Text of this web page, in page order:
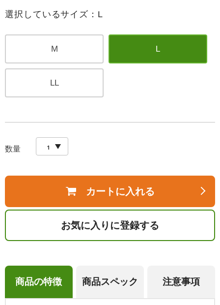
選択しているサイズ：L
M L
LL
数量
カートに入れる
お気に入りに登録する
商品の特徴 商品スペック 注意事項